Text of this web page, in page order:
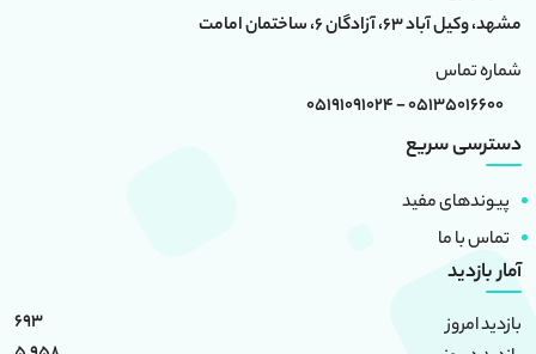
مشهد، وکیل آباد 63، آزادگان 6، ساختمان امامت
شماره تماس
05135016600 - 05191091024
دسترسی سریع
پیوندهای مفید
تماس با ما
آمار بازدید
بازدید امروز
693